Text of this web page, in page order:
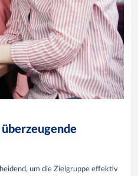
um die Zielgruppe effektiv